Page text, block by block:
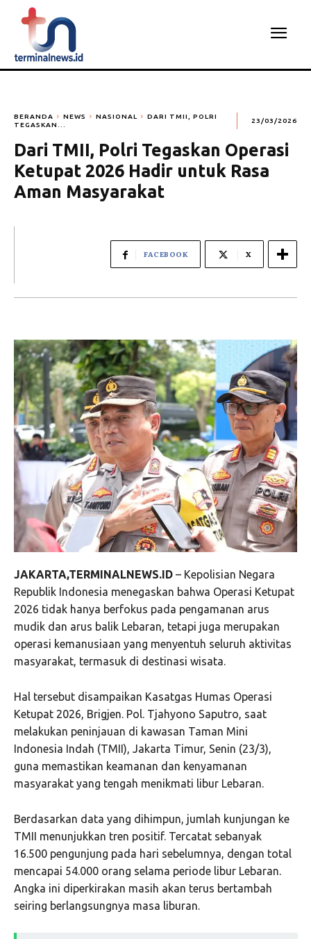
BERANDA NEWS NASIONAL
DARI TMII, POLRI
TEGASKAN...
23/03/2026
Dari TMII, Polri Tegaskan Operasi
Ketupat 2026 Hadir untuk Rasa
Aman Masyarakat
FACEBOOK X
JAKARTA,TERMINALNEWS.ID – Kepolisian Negara
Republik Indonesia menegaskan bahwa Operasi Ketupat
2026 tidak hanya berfokus pada pengamanan arus
mudik dan arus balik Lebaran, tetapi juga merupakan
operasi kemanusiaan yang menyentuh seluruh aktivitas
masyarakat, termasuk di destinasi wisata.
Hal tersebut disampaikan Kasatgas Humas Operasi
Ketupat 2026, Brigjen. Pol. Tjahyono Saputro, saat
melakukan peninjauan di kawasan Taman Mini
Indonesia Indah (TMII), Jakarta Timur, Senin (23/3),
guna memastikan keamanan dan kenyamanan
masyarakat yang tengah menikmati libur Lebaran.
Berdasarkan data yang dihimpun, jumlah kunjungan ke
TMII menunjukkan tren positif. Tercatat sebanyak
16.500 pengunjung pada hari sebelumnya, dengan total
mencapai 54.000 orang selama periode libur Lebaran.
Angka ini diperkirakan masih akan terus bertambah
seiring berlangsungnya masa liburan.